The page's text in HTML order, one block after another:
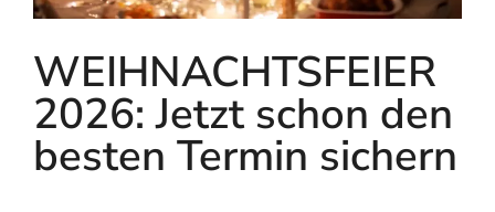
WEIHNACHTSFEIER
2026: Jetzt schon den
besten Termin sichern